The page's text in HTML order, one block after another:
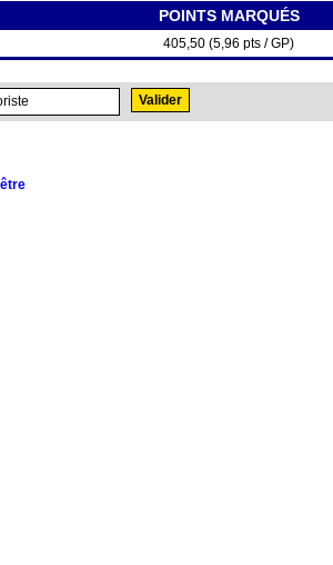
POINTS MARQUÉS
405,50 (5,96 pts / GP)